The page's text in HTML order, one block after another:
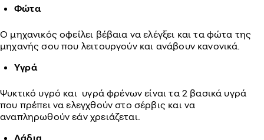
Φώτα
Ο μηχανικός οφείλει βέβαια να ελέγξει και τα φώτα της
μηχανής σου που λειτουργούν και ανάβουν κανονικά.
Υγρά
Ψυκτικό υγρό και υγρά φρένων είναι τα 2 βασικά υγρά
που πρέπει να ελεγχθούν στο σέρβις και να
αναπληρωθούν εάν χρειάζεται.
Λάδια